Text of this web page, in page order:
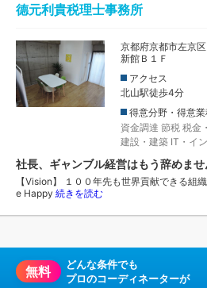
德元利貴税理士事務所
京都府京都市左京
新館Ｂ１Ｆ
アクセス
北山駅徒歩4分
得意分野・得意
資金調達 節税 税金
建設・建築 IT・イ
社長、ギャンブル経営はもう辞めませ
【Vision】 １００年先も世界貢献できる組
e Happy 続きを読む
無料
どんな条件でも
プロのコーディネーターが